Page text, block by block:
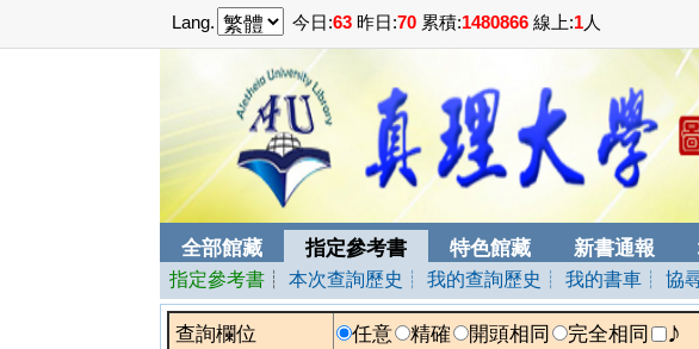
Lang. 今日:63 昨日:70 累積:1480866 線上:1人
全部館藏 指定參考書 特色館藏 新書通報
指定參考書 ┊本次查詢歷史 ┊ 我的查詢歷史 ┊ 我的書車 ┊ 協
查詢欄位 任意 精確 開頭相同 完全相同 ♪